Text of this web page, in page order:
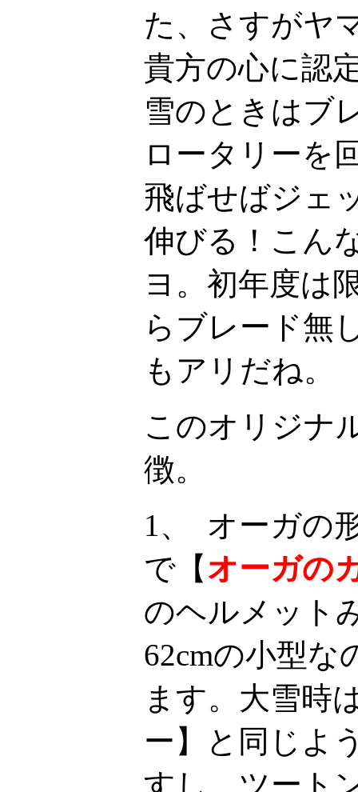
た、さすがヤ
貴方の心に認
雪のときはブ
ロータリーを
飛ばせばジェ
伸びる！こん
ヨ。初年度は
らブレード無
もアリだね。
このオリジナ
徴。
1、 オーガの
で【オーガの
のヘルメット
62cmの小型な
ます。大雪時
ー】と同じよ
すし、ツート